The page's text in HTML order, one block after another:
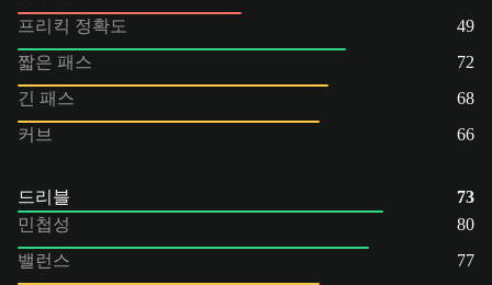
프리킥 정확도
49
짧은 패스
72
긴 패스
68
커브
66
드리블
73
민첩성
80
밸런스
77